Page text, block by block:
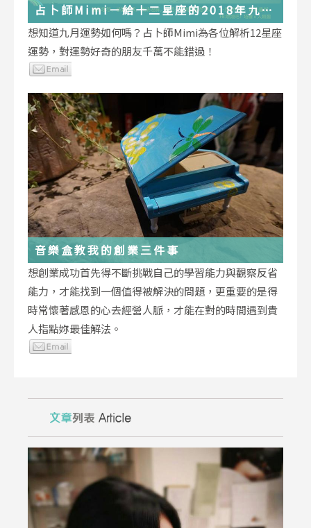
占卜師Mimi－給十二星座的2018年九月
運勢小叮嚀
想知道九月運勢如何嗎？占卜師Mimi為各位解析12星座
運勢，對運勢好奇的朋友千萬不能錯過！
音樂盒教我的創業三件事
想創業成功首先得不斷挑戰自己的學習能力與觀察反省
能力，才能找到一個值得被解決的問題，更重要的是得
時常懷著感恩的心去經營人脈，才能在對的時間遇到貴
人指點妳最佳解法。